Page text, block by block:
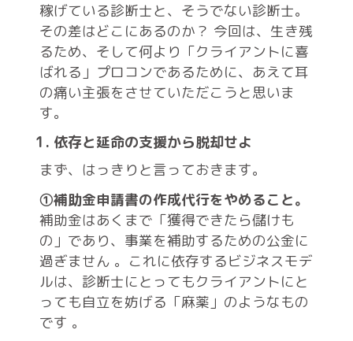
稼げている診断士と、そうでない診断士。
その差はどこにあるのか？ 今回は、生き残
るため、そして何より「クライアントに喜
ばれる」プロコンであるために、あえて耳
の痛い主張をさせていただこうと思いま
す。
1. 依存と延命の支援から脱却せよ
まず、はっきりと言っておきます。
①補助金申請書の作成代行をやめること。
補助金はあくまで「獲得できたら儲けも
の」であり、事業を補助するための公金に
過ぎません 。これに依存するビジネスモデ
ルは、診断士にとってもクライアントにと
っても自立を妨げる「麻薬」のようなもの
です 。